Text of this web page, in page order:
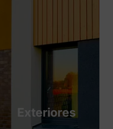
Exteriores